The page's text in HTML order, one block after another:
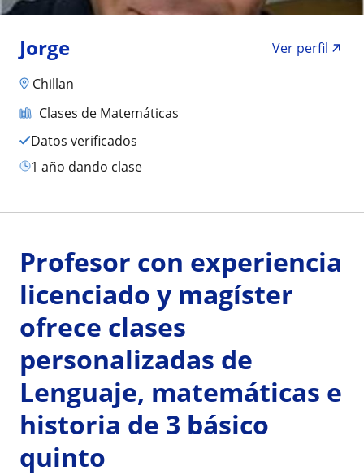
Jorge
Ver perfil
Chillan
Clases de Matemáticas
Datos verificados
1 año dando clase
Profesor con experiencia
licenciado y magíster
ofrece clases
personalizadas de
Lenguaje, matemáticas e
historia de 3 básico
quinto